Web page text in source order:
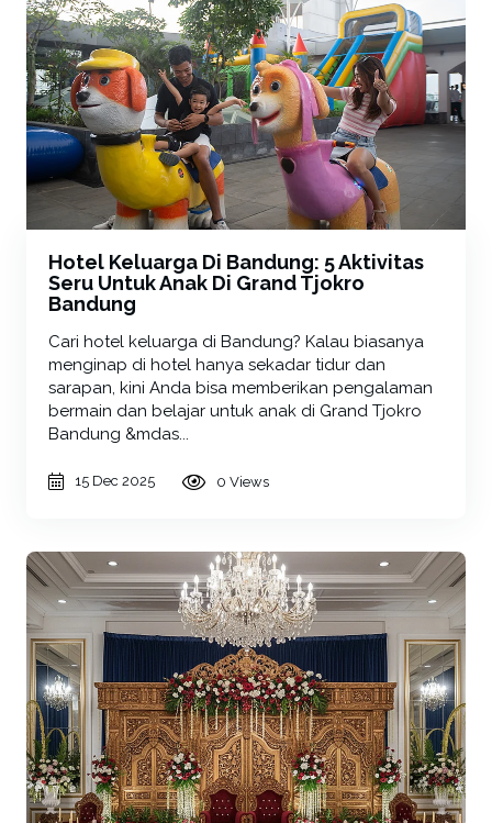
Hotel Keluarga Di Bandung: 5 Aktivitas
Seru Untuk Anak Di Grand Tjokro
Bandung
Cari hotel keluarga di Bandung? Kalau biasanya
menginap di hotel hanya sekadar tidur dan
sarapan, kini Anda bisa memberikan pengalaman
bermain dan belajar untuk anak di Grand Tjokro
Bandung &mdas...
15 Dec 2025 0 Views